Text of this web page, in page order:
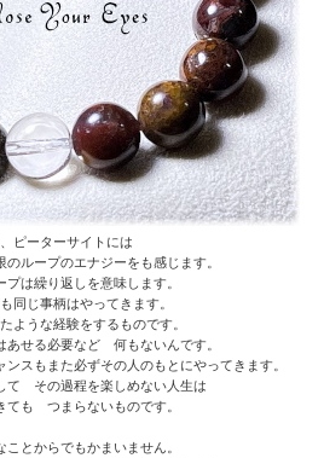
ピーターサイトには
ループのエナジーをも感じます。
プは繰り返しを意味します。
同じ事柄はやってきます。
ような経験をするものです。
あせる必要など 何もないんです。
スもまた必ずその人のもとにやってきます。
て その過程を楽しめない人生は
ても つまらないものです。
ことからでもかまいません。